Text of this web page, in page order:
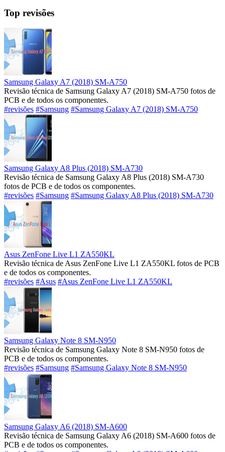
Top revisões
Samsung Galaxy A7 (2018) SM-A750
Revisão técnica de Samsung Galaxy A7 (2018) SM-A750 fotos de
PCB e de todos os componentes.
#revisões #Samsung #Samsung Galaxy A7 (2018) SM-A750
Samsung Galaxy A8 Plus (2018) SM-A730
Revisão técnica de Samsung Galaxy A8 Plus (2018) SM-A730
fotos de PCB e de todos os componentes.
#revisões #Samsung #Samsung Galaxy A8 Plus (2018) SM-A730
Asus ZenFone Live L1 ZA550KL
Revisão técnica de Asus ZenFone Live L1 ZA550KL fotos de PCB
e de todos os componentes.
#revisões #Asus #Asus ZenFone Live L1 ZA550KL
Samsung Galaxy Note 8 SM-N950
Revisão técnica de Samsung Galaxy Note 8 SM-N950 fotos de
PCB e de todos os componentes.
#revisões #Samsung #Samsung Galaxy Note 8 SM-N950
Samsung Galaxy A6 (2018) SM-A600
Revisão técnica de Samsung Galaxy A6 (2018) SM-A600 fotos de
PCB e de todos os componentes.